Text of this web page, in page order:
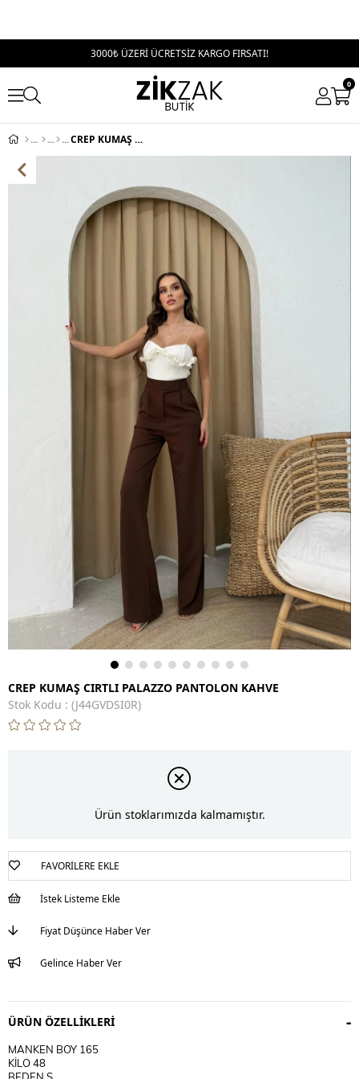
3000₺ ÜZERİ ÜCRETSİZ KARGO FIRSATI!
0
CREP KUMAŞ CIRTLI PALAZZO PANTOLON KAHVE
CREP KUMAŞ CIRTLI PALAZZO PANTOLON KAHVE
Stok Kodu
(J44GVDSI0R)
Ürün stoklarımızda kalmamıştır.
FAVORILERE EKLE
İstek Listeme Ekle
Fiyat Düşünce Haber Ver
Gelince Haber Ver
ÜRÜN ÖZELLIKLERI
MANKEN BOY 165
KİLO 48